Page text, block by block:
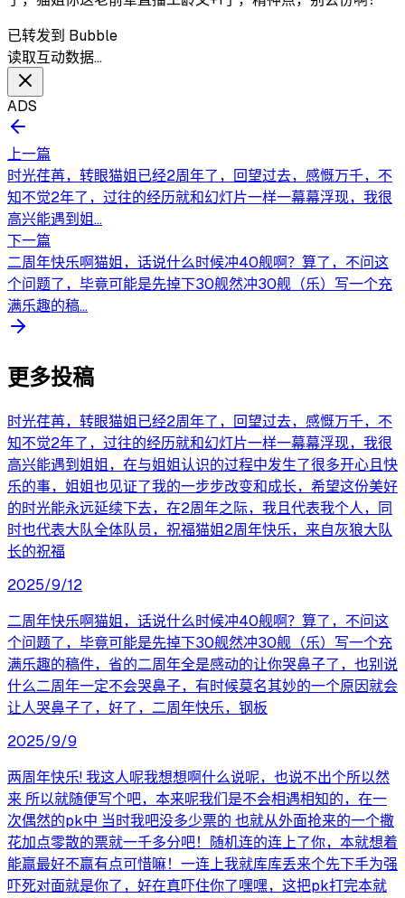
已转发到 Bubble
读取互动数据…
ADS
上一篇
时光荏苒，转眼猫姐已经2周年了，回望过去，感慨万千，不
知不觉2年了，过往的经历就和幻灯片一样一幕幕浮现，我很
高兴能遇到姐...
下一篇
二周年快乐啊猫姐，话说什么时候冲40舰啊？算了，不问这
个问题了，毕竟可能是先掉下30舰然冲30舰（乐）写一个充
满乐趣的稿...
更多投稿
时光荏苒，转眼猫姐已经2周年了，回望过去，感慨万千，不
知不觉2年了，过往的经历就和幻灯片一样一幕幕浮现，我很
高兴能遇到姐姐，在与姐姐认识的过程中发生了很多开心且快
乐的事，姐姐也见证了我的一步步改变和成长，希望这份美好
的时光能永远延续下去，在2周年之际，我且代表我个人，同
时也代表大队全体队员，祝福猫姐2周年快乐，来自灰狼大队
长的祝福
2025/9/12
二周年快乐啊猫姐，话说什么时候冲40舰啊？算了，不问这
个问题了，毕竟可能是先掉下30舰然冲30舰（乐）写一个充
满乐趣的稿件，省的二周年全是感动的让你哭鼻子了，也别说
什么二周年一定不会哭鼻子，有时候莫名其妙的一个原因就会
让人哭鼻子了，好了，二周年快乐，钢板
2025/9/9
两周年快乐! 我这人呢我想想啊什么说呢，也说不出个所以然
来 所以就随便写个吧，本来呢我们是不会相遇相知的，在一
次偶然的pk中 当时我吧没多少票的 也就从外面抢来的一个撒
花加点零散的票就一千多分吧！随机连的连上了你，本就想着
能赢最好不赢有点可惜嘛！一连上我就库库丢来个先下手为强
吓死对面就是你了，好在真吓住你了嘿嘿，这把pk打完本就